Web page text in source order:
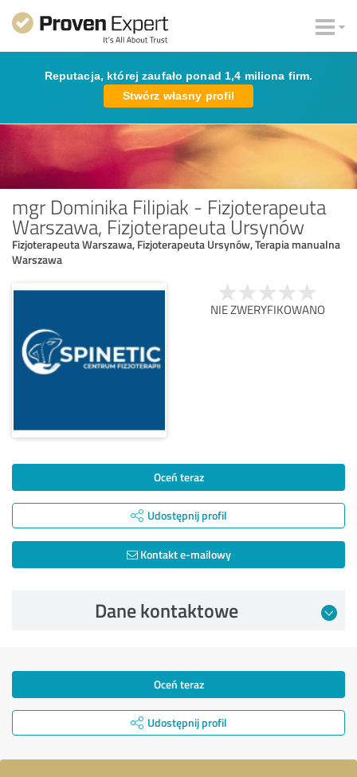
Reputacja, której zaufało ponad 1,4 miliona firm.
Stwórz własny profil
mgr Dominika Filipiak - Fizjoterapeuta
Warszawa, Fizjoterapeuta Ursynów
Fizjoterapeuta Warszawa, Fizjoterapeuta Ursynów, Terapia manualna
Warszawa
NIE ZWERYFIKOWANO
Oceń teraz
Udostępnij profil
Kontakt e-mailowy
Dane kontaktowe
Oceń teraz
Udostępnij profil